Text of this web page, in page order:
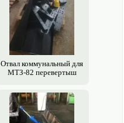
Отвал коммунальный для
МТЗ-82 перевертыш